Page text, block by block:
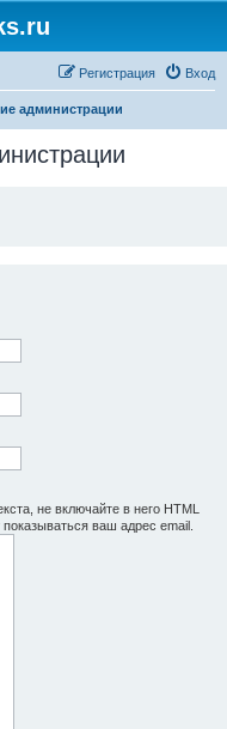
Вход
Регистрация
администрации
не включайте в него HTML
ваш адрес email.